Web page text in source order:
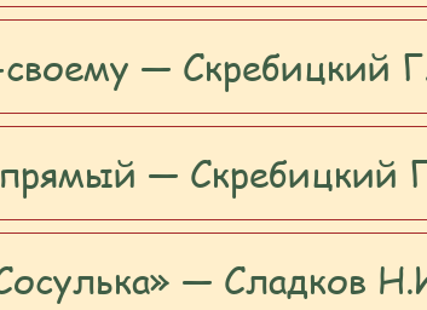
— Скребицкий
— Скребицкий
— Сладков